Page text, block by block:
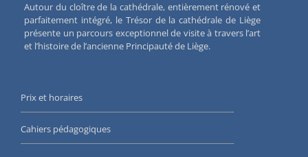
Autour du cloître de la cathédrale, entièrement rénové et
parfaitement intégré, le Trésor de la cathédrale de Liège
présente un parcours exceptionnel de visite à travers l’art
et l’histoire de l’ancienne Principauté de Liège.
Prix et horaires
Cahiers pédagogiques